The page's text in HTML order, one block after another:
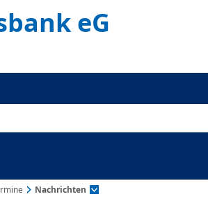
eG
Nachrichten